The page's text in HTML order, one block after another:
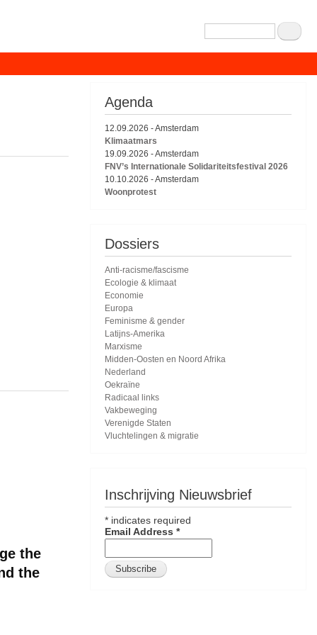
Zoeken
the
the
Agenda
12.09.2026 -Amsterdam
Klimaatmars
19.09.2026 -Amsterdam
FNV’s Internationale Solidariteitsfestival 2026
10.10.2026 -Amsterdam
Woonprotest
Dossiers
Anti-racisme/fascisme
Ecologie & klimaat
Economie
Europa
Feminisme & gender
Latijns-Amerika
Marxisme
Midden-Oosten en Noord Afrika
Nederland
Oekraïne
Radicaal links
Vakbeweging
Verenigde Staten
Vluchtelingen & migratie
Inschrijving Nieuwsbrief
* indicates required
Email Address *